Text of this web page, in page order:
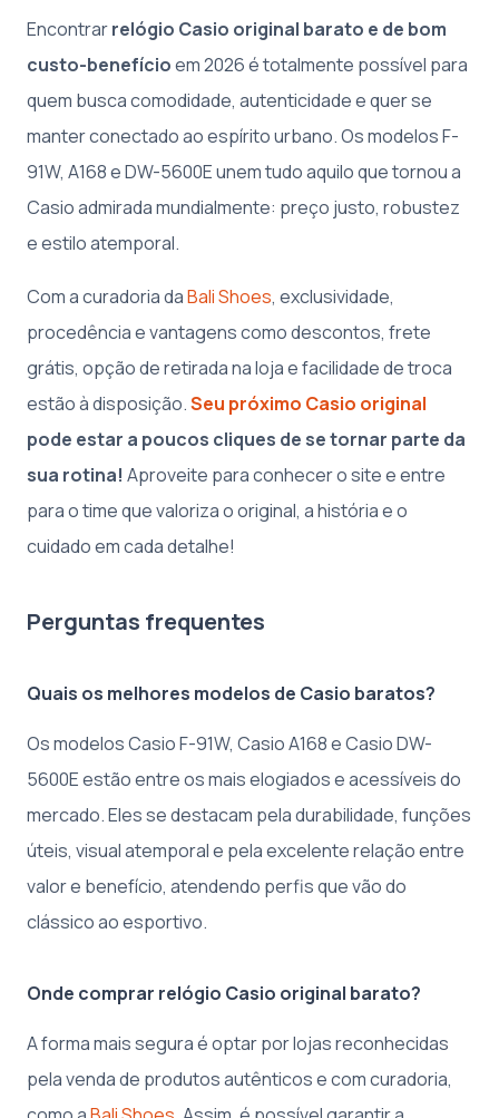
Encontrarrelógio Casio original barato e de bom
custo-benefícioem 2026 é totalmente possível para
quem busca comodidade, autenticidade e quer se
manter conectado ao espírito urbano. Os modelos F-
91W, A168 e DW-5600E unem tudo aquilo que tornou a
Casio admirada mundialmente: preço justo, robustez
e estilo atemporal.
Com a curadoria daBali Shoes, exclusividade,
procedência e vantagens como descontos, frete
grátis, opção de retirada na loja e facilidade de troca
estão à disposição.Seu próximo Casio original
pode estar a poucos cliques de se tornar parte da
sua rotina! Aproveite para conhecer o site e entre
para o time que valoriza o original, a história e o
cuidado em cada detalhe!
Perguntas frequentes
Quais os melhores modelos de Casio baratos?
Os modelos Casio F-91W, Casio A168 e Casio DW-
5600E estão entre os mais elogiados e acessíveis do
mercado. Eles se destacam pela durabilidade, funções
úteis, visual atemporal e pela excelente relação entre
valor e benefício, atendendo perfis que vão do
clássico ao esportivo.
Onde comprar relógio Casio original barato?
A forma mais segura é optar por lojas reconhecidas
pela venda de produtos autênticos e com curadoria,